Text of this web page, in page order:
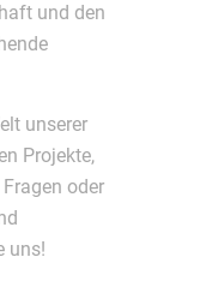
und den
unserer
Projekte,
oder
uns!